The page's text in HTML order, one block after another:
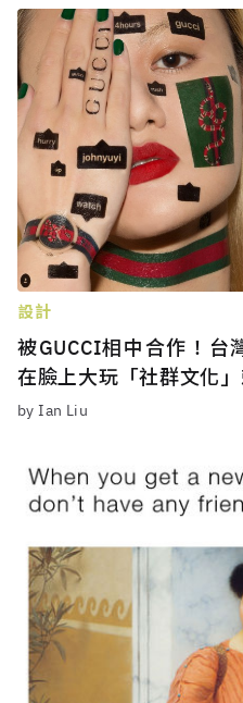
設計
被GUCCI相中合作！台
在臉上大玩「社群文化
by Ian Liu